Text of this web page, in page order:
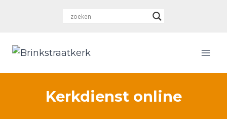
Kerkdienst online